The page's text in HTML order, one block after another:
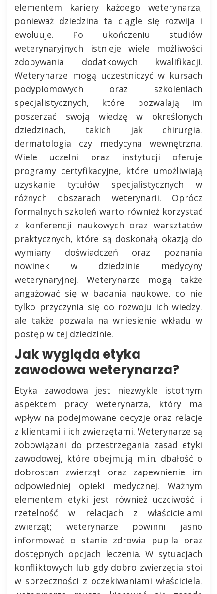
elementem kariery każdego weterynarza,
ponieważ dziedzina ta ciągle się rozwija i
ewoluuje. Po ukończeniu studiów
weterynaryjnych istnieje wiele możliwości
zdobywania dodatkowych kwalifikacji.
Weterynarze mogą uczestniczyć w kursach
podyplomowych oraz szkoleniach
specjalistycznych, które pozwalają im
poszerzać swoją wiedzę w określonych
dziedzinach, takich jak chirurgia,
dermatologia czy medycyna wewnętrzna.
Wiele uczelni oraz instytucji oferuje
programy certyfikacyjne, które umożliwiają
uzyskanie tytułów specjalistycznych w
różnych obszarach weterynarii. Oprócz
formalnych szkoleń warto również korzystać
z konferencji naukowych oraz warsztatów
praktycznych, które są doskonałą okazją do
wymiany doświadczeń oraz poznania
nowinek w dziedzinie medycyny
weterynaryjnej. Weterynarze mogą także
angażować się w badania naukowe, co nie
tylko przyczynia się do rozwoju ich wiedzy,
ale także pozwala na wniesienie wkładu w
postęp w tej dziedzinie.
Jak wygląda etyka
zawodowa weterynarza?
Etyka zawodowa jest niezwykle istotnym
aspektem pracy weterynarza, który ma
wpływ na podejmowane decyzje oraz relacje
z klientami i ich zwierzętami. Weterynarze są
zobowiązani do przestrzegania zasad etyki
zawodowej, które obejmują m.in. dbałość o
dobrostan zwierząt oraz zapewnienie im
odpowiedniej opieki medycznej. Ważnym
elementem etyki jest również uczciwość i
rzetelność w relacjach z właścicielami
zwierząt; weterynarze powinni jasno
informować o stanie zdrowia pupila oraz
dostępnych opcjach leczenia. W sytuacjach
konfliktowych lub gdy dobro zwierzęcia stoi
w sprzeczności z oczekiwaniami właściciela,